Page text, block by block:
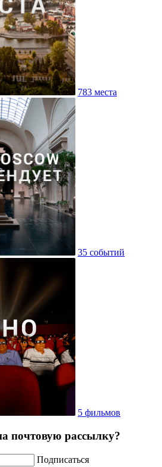
783 места
35 событий
5 фильмов
почтовую рассылку?
Подписаться